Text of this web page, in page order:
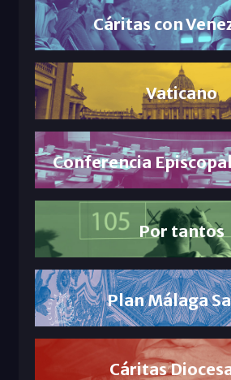
Cáritas con
Vaticano
Conferencia
Por tantos
Plan Málaga
Cáritas